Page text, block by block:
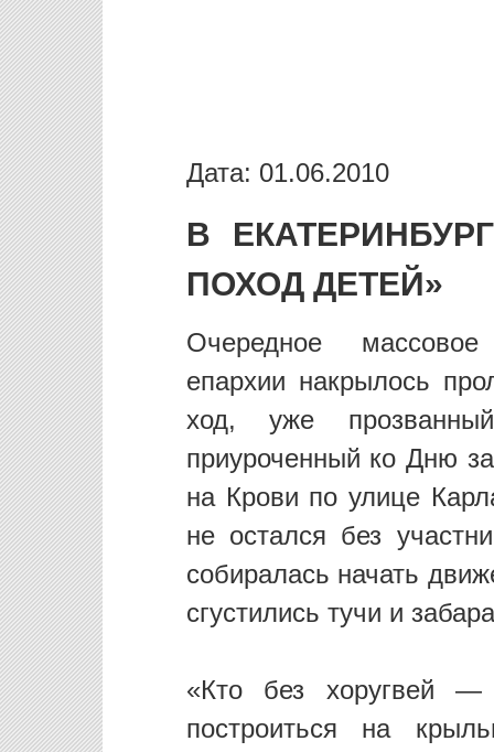
Дата: 01.06.2010
В
ПОХОД ДЕТЕЙ»
Очередное массовое
епархии накрылось
ход, уже
приуроченный ко Дню
на Крови по улице
не остался без
собиралась начать
сгустились тучи и
«Кто без хоругвей
построиться на